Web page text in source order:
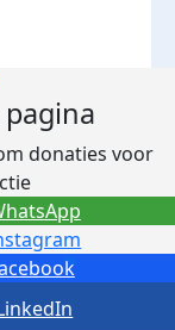
donaties voor